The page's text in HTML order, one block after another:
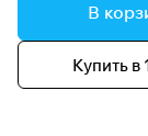
В
Купить в